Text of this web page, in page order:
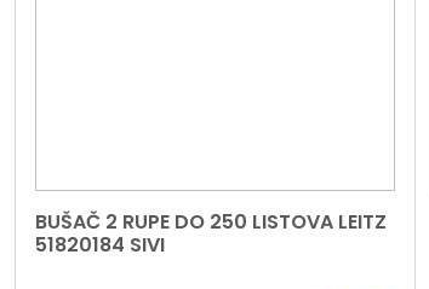
BUŠAČ 2 RUPE DO 250 LISTOVA LEITZ
51820184 SIVI